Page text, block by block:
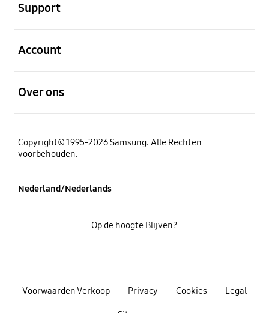
Support
Account
Over ons
Copyright© 1995-2026 Samsung. Alle Rechten
voorbehouden.
Nederland/Nederlands
Voorwaarden Verkoop Privacy Cookies Legal
Op de hoogte Blijven?